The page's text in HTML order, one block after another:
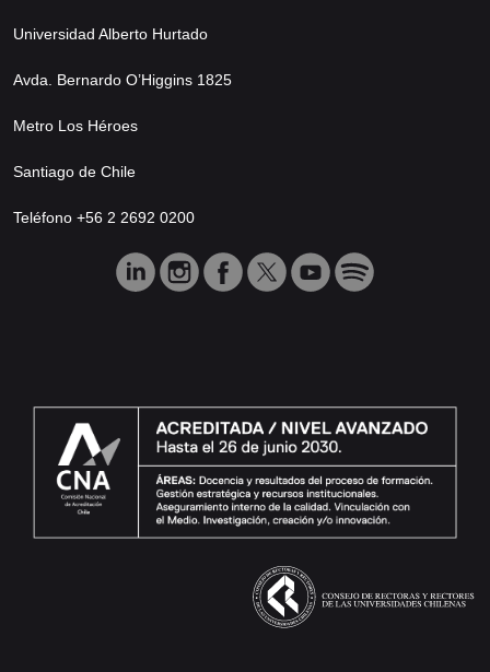
Universidad Alberto Hurtado
Avda. Bernardo O’Higgins 1825
Metro Los Héroes
Santiago de Chile
Teléfono +56 2 2692 0200